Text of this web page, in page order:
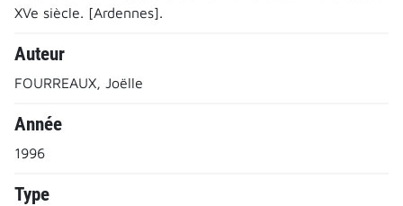
XVe siècle. [Ardennes].
Auteur
FOURREAUX, Joëlle
Année
1996
Type